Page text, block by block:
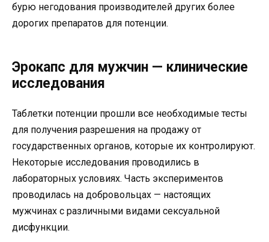
бурю негодования производителей других более
дорогих препаратов для потенции.
Эрокапс для мужчин — клинические
исследования
Таблетки потенции прошли все необходимые тесты
для получения разрешения на продажу от
государственных органов, которые их контролируют.
Некоторые исследования проводились в
лабораторных условиях. Часть экспериментов
проводилась на добровольцах — настоящих
мужчинах с различными видами сексуальной
дисфункции.